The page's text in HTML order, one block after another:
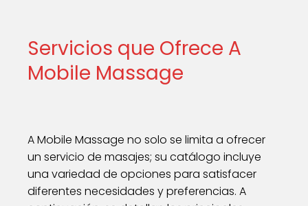
Servicios que Ofrece A
Mobile Massage
A Mobile Massage no solo se limita a ofrecer
un servicio de masajes; su catálogo incluye
una variedad de opciones para satisfacer
diferentes necesidades y preferencias. A